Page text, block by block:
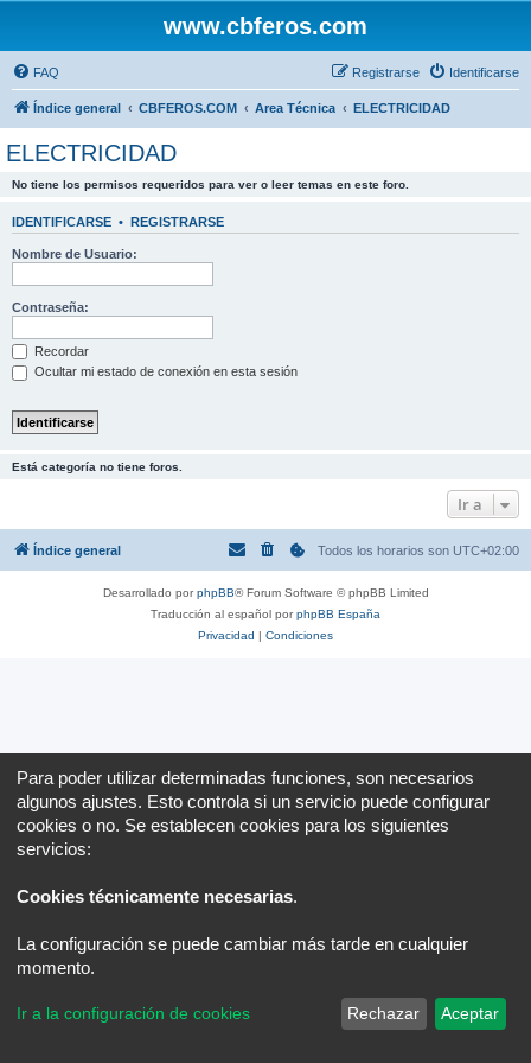
www.cbferos.com
FAQ Identificarse
Registrarse
Índice general CBFEROS.COM Area Técnica ELECTRICIDAD
ELECTRICIDAD
No tiene los permisos requeridos para ver o leer temas en este foro.
IDENTIFICARSE • REGISTRARSE
Nombre de Usuario:
Contraseña:
Recordar
Ocultar mi estado de conexión en esta sesión
Está categoría no tiene foros.
Ir a
Índice general Todos los horarios son UTC+02:00
Desarrollado porphpBB® Forum Software © phpBB Limited
Traducción al español porphpBB España
Privacidad | Condiciones
Para poder utilizar determinadas funciones, son necesarios
algunos ajustes. Esto controla si un servicio puede configurar
cookies o no. Se establecen cookies para los siguientes
servicios:
Cookies técnicamente necesarias.
La configuración se puede cambiar más tarde en cualquier
momento.
Ir a la configuración de cookies Rechazar Aceptar